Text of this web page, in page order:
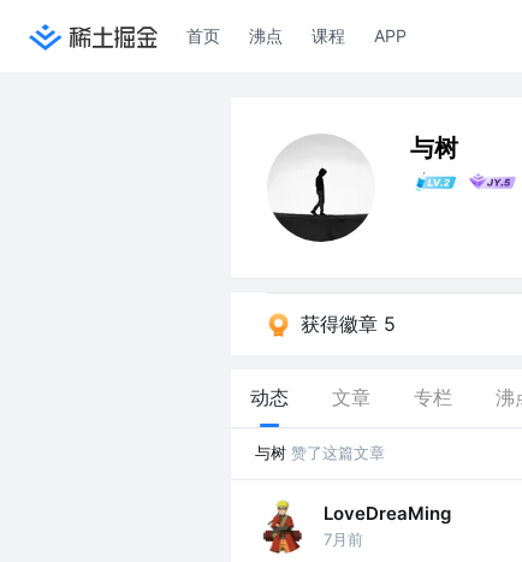
首页 沸点 课程 APP
与树
获得徽章 5
动态 文章 专栏 沸
与树 赞了这篇文章
LoveDreaMing
7月前